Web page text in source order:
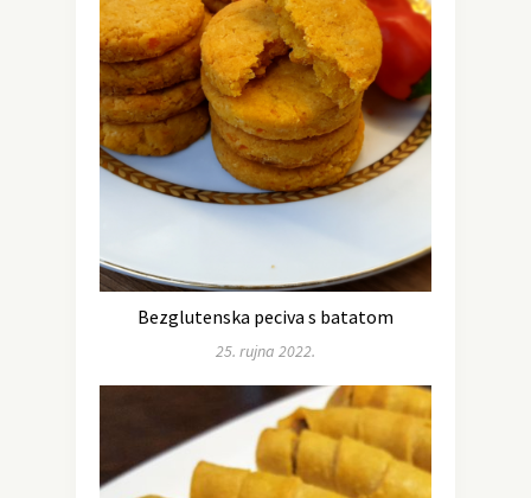
Bezglutenska peciva s batatom
25. rujna 2022.